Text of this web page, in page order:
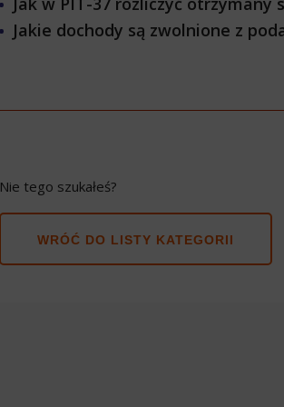
Jakie dochody są zwolnione z
Nie tego szukałeś?
WRÓĆ DO LISTY KATEGORII